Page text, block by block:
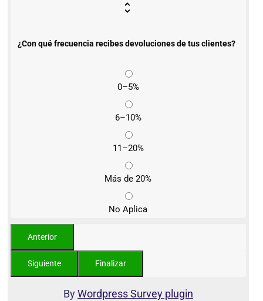
¿Con qué frecuencia recibes devoluciones de tus clientes?
0–5%
6–10%
11–20%
Más de 20%
No Aplica
ByWordpress Survey plugin